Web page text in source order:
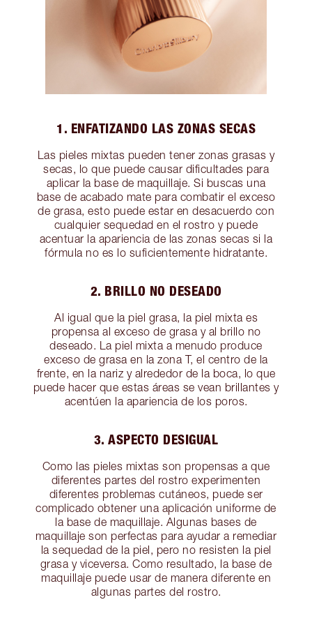
1. ENFATIZANDO LAS ZONAS SECAS
Las pieles mixtas pueden tener zonas grasas y
secas, lo que puede causar dificultades para
aplicar la base de maquillaje. Si buscas una
base de acabado mate para combatir el exceso
de grasa, esto puede estar en desacuerdo con
cualquier sequedad en el rostro y puede
acentuar la apariencia de las zonas secas si la
fórmula no es lo suficientemente hidratante.
2. BRILLO NO DESEADO
Al igual que la piel grasa, la piel mixta es
propensa al exceso de grasa y al brillo no
deseado. La piel mixta a menudo produce
exceso de grasa en la zona T, el centro de la
frente, en la nariz y alrededor de la boca, lo que
puede hacer que estas áreas se vean brillantes y
acentúen la apariencia de los poros.
3. ASPECTO DESIGUAL
Como las pieles mixtas son propensas a que
diferentes partes del rostro experimenten
diferentes problemas cutáneos, puede ser
complicado obtener una aplicación uniforme de
la base de maquillaje. Algunas bases de
maquillaje son perfectas para ayudar a remediar
la sequedad de la piel, pero no resisten la piel
grasa y viceversa. Como resultado, la base de
maquillaje puede usar de manera diferente en
algunas partes del rostro.